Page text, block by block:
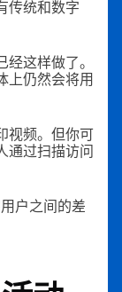
传统和数字
这样做了。
上仍然会将用
视频。但你可
通过扫描访问
户之间的差